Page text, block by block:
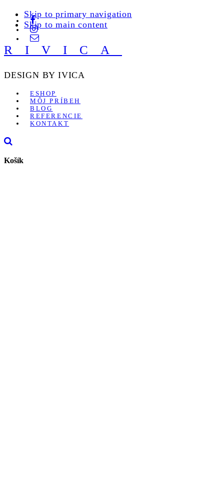
Skip to primary navigation
Skip to main content
RIVICA
DESIGN BY IVICA
ESHOP
MÔJ PRÍBEH
BLOG
REFERENCIE
KONTAKT
Košík